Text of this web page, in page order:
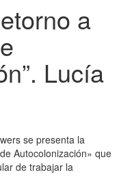
a
Lucía
se presenta la
Autocolonización» que
de trabajar la